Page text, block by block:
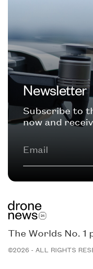
Newsletter
Subscribe to
now and
The Worlds No.
©2026 - ALL RIGHTS